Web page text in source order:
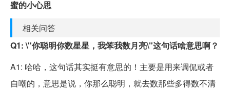
蜜的小心思
相关问答
Q1: \"你聪明你数星星，我笨我数月亮\"这句话啥意思啊？
A1: 哈哈，这句话其实挺有意思的！主要是用来调侃或者
自嘲的，意思是说，你那么聪明，就去数那些多得数不清